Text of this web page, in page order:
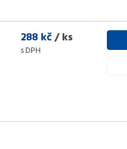
288 kč/ ks
s DPH